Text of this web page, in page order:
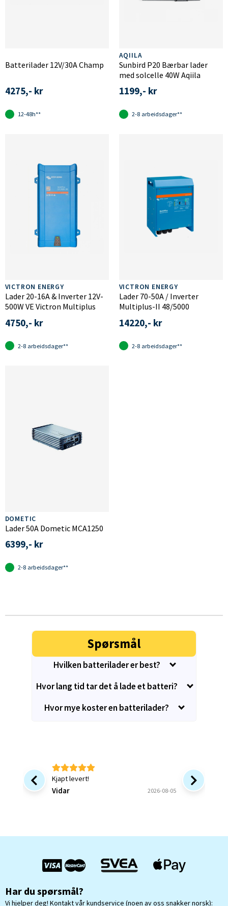
Batterilader 12V/30A Champ
4275,- kr
12-48h**
AQIILA
Sunbird P20 Bærbar lader
med solcelle 40W Aqiila
1199,- kr
2-8 arbeidsdager**
VICTRON ENERGY
Lader 20-16A & Inverter 12V-
500W VE Victron Multiplus
4750,- kr
2-8 arbeidsdager**
VICTRON ENERGY
Lader 70-50A / Inverter
Multiplus-II 48/5000
14220,- kr
2-8 arbeidsdager**
DOMETIC
Lader 50A Dometic MCA1250
6399,- kr
2-8 arbeidsdager**
Spørsmål
Hvilken batterilader er best?
Hvor lang tid tar det å lade et batteri?
Hvor mye koster en batterilader?
Kjapt levert!
Vidar 2026-08-05
Bra at
Har du spørsmål?
Vi hjelper deg! Kontakt vår kundservice (noen av oss snakker norsk):